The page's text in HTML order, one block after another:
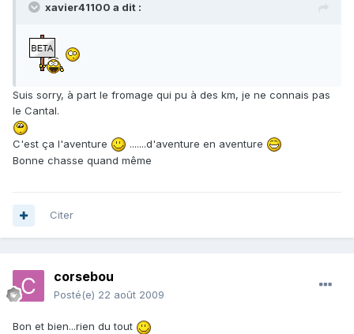
xavier41100 a dit :
Suis sorry, à part le fromage qui pu à des km, je ne connais pas
le Cantal.
C'est ça l'aventure
.......d'aventure en aventure
Bonne chasse quand même
Citer
corsebou
Posté(e) 22 août 2009
Bon et bien...rien du tout